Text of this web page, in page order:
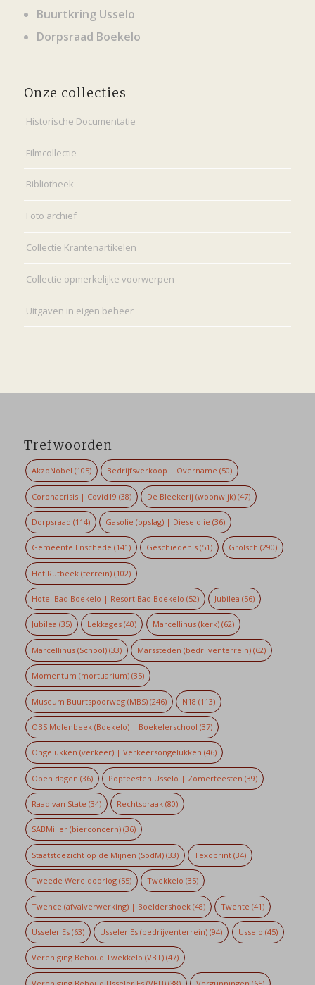
Buurtkring Usselo
Dorpsraad Boekelo
Onze collecties
Historische Documentatie
Filmcollectie
Bibliotheek
Foto archief
Collectie Krantenartikelen
Collectie opmerkelijke voorwerpen
Uitgaven in eigen beheer
Trefwoorden
AkzoNobel (105) Bedrijfsverkoop | Overname (50)
Coronacrisis | Covid19 (38) De Bleekerij (woonwijk) (47)
Dorpsraad (114) Gasolie (opslag) | Dieselolie (36)
Gemeente Enschede (141) Geschiedenis (51) Grolsch (290)
Het Rutbeek (terrein)(102)
Hotel Bad Boekelo | Resort Bad Boekelo (52) Jubilea (56)
Jubilea (35) Lekkages (40) Marcellinus (kerk)(62)
Marcellinus (School)(33) Marssteden (bedrijventerrein) (62)
Momentum (mortuarium)(35)
Museum Buurtspoorweg (MBS)(246) N18 (113)
OBS Molenbeek (Boekelo) | Boekelerschool (37)
Ongelukken (verkeer) | Verkeersongelukken (46)
Open dagen (36) Popfeesten Usselo | Zomerfeesten (39)
Raad van State (34) Rechtspraak (80)
SABMiller (bierconcern)(36)
Staatstoezicht op de Mijnen (SodM)(33) Texoprint (34)
Tweede Wereldoorlog(55) Twekkelo (35)
Twence (afvalverwerking) | Boeldershoek(48) Twente (41)
Usseler Es(63) Usseler Es (bedrijventerrein) (94) Usselo (45)
Vereniging Behoud Twekkelo (VBT)(47)